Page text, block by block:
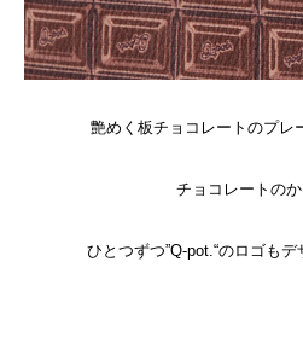
艶めく板チョコレートのプレ
チョコレートの
ひとつずつ”Q-pot.“のロゴもデ